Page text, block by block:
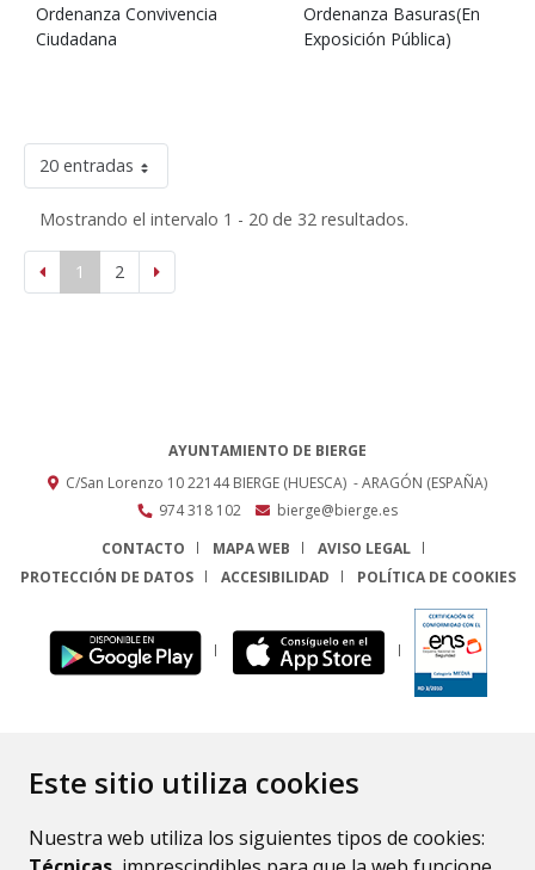
Este sitio utiliza cookies
Nuestra web utiliza los siguientes tipos de cookies:
Ordenanza Convivencia
Ciudadana
Ordenanza Basuras(En
Exposición Pública)
20 entradas
Mostrando el intervalo 1 - 20 de 32 resultados.
1 2
AYUNTAMIENTO DE BIERGE
C/San Lorenzo 1022144 BIERGE (HUESCA) - ARAGÓN (ESPAÑA)
974 318 102
bierge@bierge.es
CONTACTO
MAPA WEB
AVISO LEGAL
PROTECCIÓN DE DATOS
ACCESIBILIDAD POLÍTICA DE COOKIES